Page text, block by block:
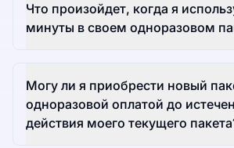
Что произойдет, когда я
минуты в своем одноразовом
Могу ли я приобрести новый
одноразовой оплатой до
действия моего текущего